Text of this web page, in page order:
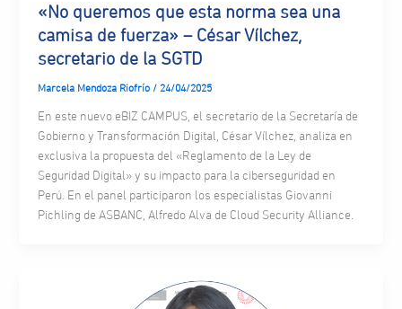
«No queremos que esta norma sea una
camisa de fuerza» – César Vílchez,
secretario de la SGTD
Marcela Mendoza Riofrío / 24/04/2025
En este nuevo eBIZ CAMPUS, el secretario de la Secretaría de
Gobierno y Transformación Digital, César Vílchez, analiza en
exclusiva la propuesta del «Reglamento de la Ley de
Seguridad Digital» y su impacto para la ciberseguridad en
Perú. En el panel participaron los especialistas Giovanni
Pichling de ASBANC, Alfredo Alva de Cloud Security Alliance.